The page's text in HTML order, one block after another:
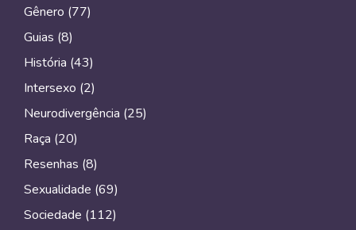
Gênero (77)
Guias (8)
História (43)
Intersexo (2)
Neurodivergência (25)
Raça (20)
Resenhas (8)
Sexualidade (69)
Sociedade (112)